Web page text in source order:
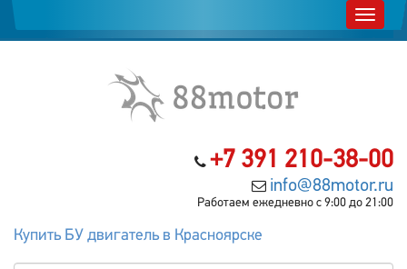
+7 391 210-38-00
info@88motor.ru
Работаем ежедневно с 9:00 до 21:00
Купить БУ двигатель в Красноярске